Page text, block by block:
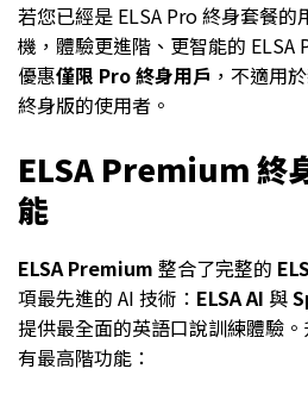
若您已經是 ELSA Pro 終身套餐
機，體驗更進階、更智能的
優惠僅限 Pro 終身用戶 ，不適用
終身版的使用者。
ELSA Premium 終
能
ELSA Premium 整合了完整的
項最先進的 AI 技術： ELSA AI 與
提供最全面的英語口說訓練體驗
有最高階功能：